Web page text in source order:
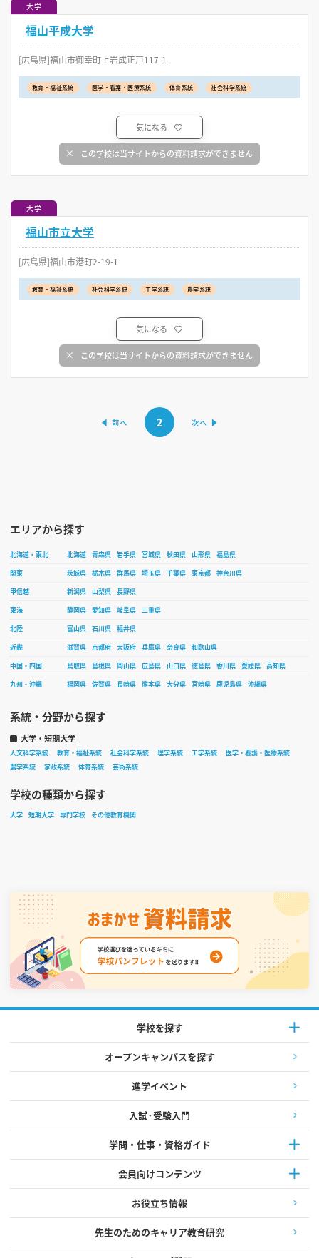
大学
福山平成大学
[広島県]福山市御幸町上岩成正戸117-1
教育・福祉系統 医学・看護・医療系統 体育系統 社会科学系統
気になる
この学校は当サイトからの資料請求ができません
大学
福山市立大学
[広島県]福山市港町2-19-1
教育・福祉系統 社会科学系統 工学系統 農学系統
気になる
この学校は当サイトからの資料請求ができません
2
エリアから探す
北海道・東北 北海道 青森県 岩手県 宮城県 秋田県 山形県
福島県
関東
茨城県 栃木県 群馬県 埼玉県 千葉県 東京都
神奈川県
甲信越
新潟県 山梨県
長野県
東海
静岡県 愛知県 岐阜県
三重県
北陸
富山県 石川県
福井県
近畿
滋賀県 京都府 大阪府 兵庫県 奈良県
和歌山県
中国・四国
鳥取県 島根県 岡山県 広島県 山口県 徳島県 香川県 愛媛県
高知県
九州・沖縄
福岡県 佐賀県 長崎県 熊本県 大分県 宮崎県 鹿児島県 沖縄県
系統・分野から探す
大学・短期大学
人文科学系統 教育・福祉系統 社会科学系統 理学系統 工学系統
医学・看護・医療系統
農学系統
家政系統 体育系統 芸術系統
学校の種類から探す
大学 短期大学 専門学校 その他教育機関
学校を探す
オープンキャンパスを探す
進学イベント
入試·受験入門
学問・仕事・資格ガイド
会員向けコンテンツ
お役立ち情報
先生のためのキャリア教育研究